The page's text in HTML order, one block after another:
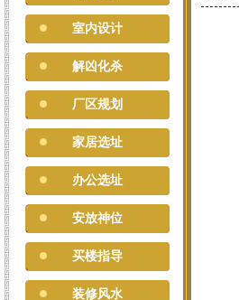
室内设计
解凶化杀
厂区规划
家居选址
办公选址
安放神位
买楼指导
装修风水